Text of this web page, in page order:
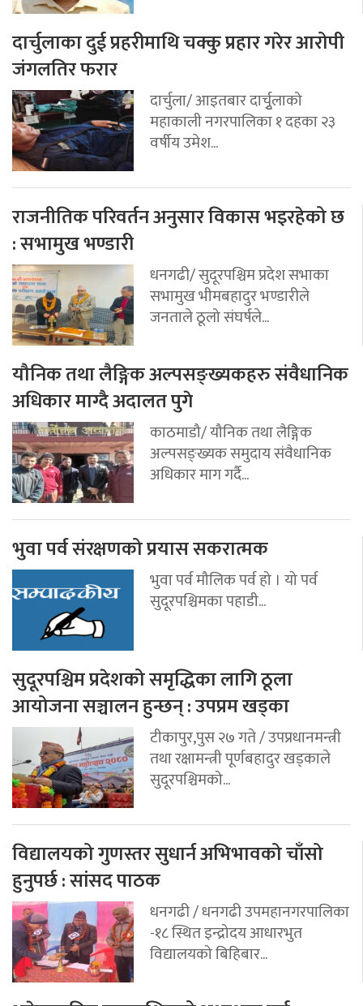
दार्चुलाका दुई प्रहरीमाथि चक्कु प्रहार गरेर आरोपी
जंगलतिर फरार
दार्चुला/ आइतबार दार्चुृलाको
महाकाली नगरपालिका १ दहका २३
वर्षीय उमेश...
राजनीतिक परिवर्तन अनुसार विकास भइरहेको छ
: सभामुख भण्डारी
धनगढी/ सुदूरपश्चिम प्रदेश सभाका
सभामुख भीमबहादुर भण्डारीले
जनताले ठूलो संघर्षले...
यौनिक तथा लैङ्गिक अल्पसङ्ख्यकहरु संवैधानिक
अधिकार माग्दै अदालत पुगे
काठमाडौ/ यौनिक तथा लैङ्गिक
अल्पसङ्ख्यक समुदाय संवैधानिक
अधिकार माग गर्दै...
भुवा पर्व संरक्षणको प्रयास सकरात्मक
भुवा पर्व मौलिक पर्व हो । यो पर्व
सुदूरपश्चिमका पहाडी...
सुदूरपश्चिम प्रदेशको समृद्धिका लागि ठूला
आयोजना सञ्चालन हुन्छन् : उपप्रम खड्का
टीकापुर,पुस २७ गते / उपप्रधानमन्त्री
तथा रक्षामन्त्री पूर्णबहादुर खड्काले
सुदूरपश्चिमको...
विद्यालयको गुणस्तर सुधार्न अभिभावको चाँसो
हुनुपर्छ : सांसद पाठक
धनगढी / धनगढी उपमहानगरपालिका
-१८ स्थित इन्द्रोदय आधारभुत
विद्यालयको बिहिबार...